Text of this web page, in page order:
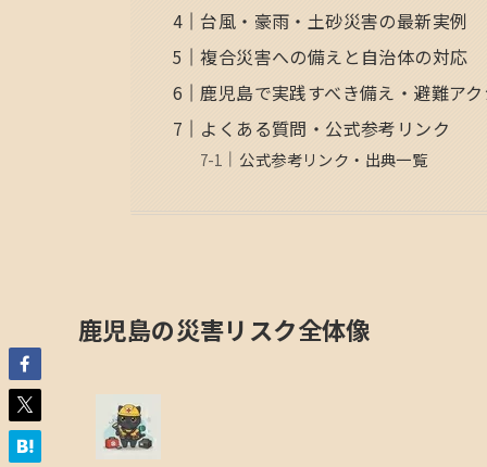
台風・豪雨・土砂災害の最新実例
複合災害への備えと自治体の対応
鹿児島で実践すべき備え・避難ア
よくある質問・公式参考リンク
公式参考リンク・出典一覧
鹿児島の災害リスク全体像